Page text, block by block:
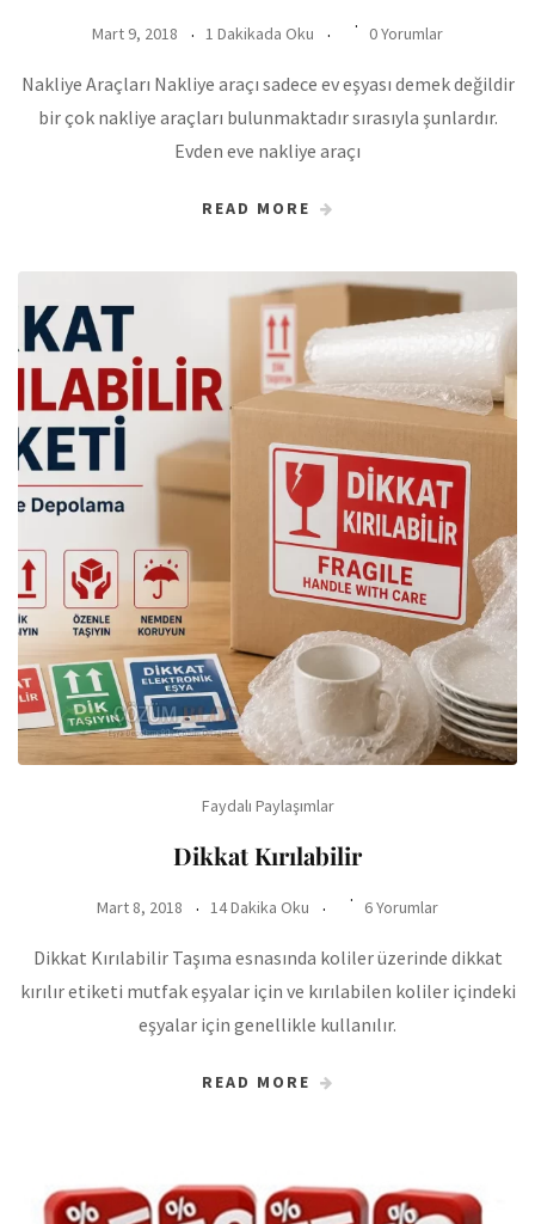
Mart 9, 2018 1 Dakikada Oku 0 Yorumlar
Nakliye Araçları Nakliye araçı sadece ev eşyası demek değildir
bir çok nakliye araçları bulunmaktadır sırasıyla şunlardır.
Evden eve nakliye araçı
READ MORE
Faydalı Paylaşımlar
Dikkat Kırılabilir
Mart 8, 2018 14 Dakika Oku 6 Yorumlar
Dikkat Kırılabilir Taşıma esnasında koliler üzerinde dikkat
kırılır etiketi mutfak eşyalar için ve kırılabilen koliler içindeki
eşyalar için genellikle kullanılır.
READ MORE